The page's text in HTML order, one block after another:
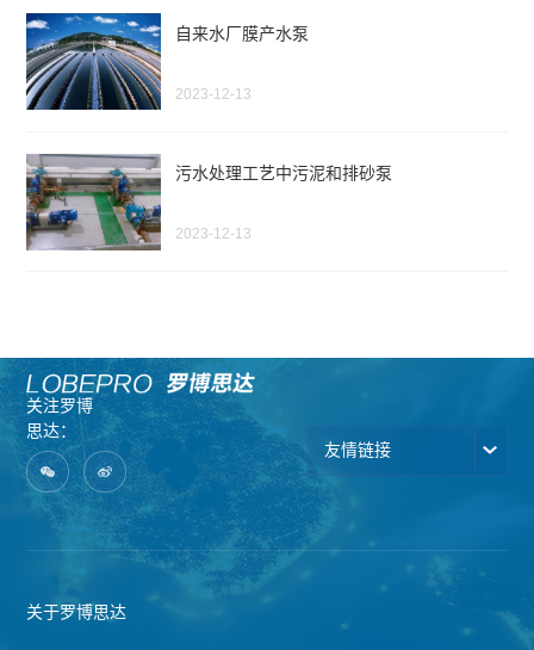
自来水厂膜产水泵
2023-12-13
污水处理工艺中污泥和排砂泵
2023-12-13
关注罗博
思达：
友情链接
关于罗博思达